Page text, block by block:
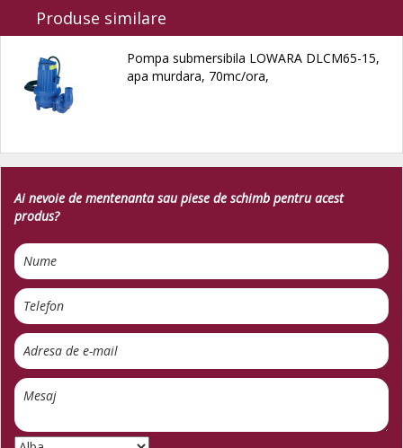
Produse similare
Pompa submersibila LOWARA DLCM65-15,
apa murdara, 70mc/ora,
Ai nevoie de mentenanta sau piese de schimb pentru acest
produs?